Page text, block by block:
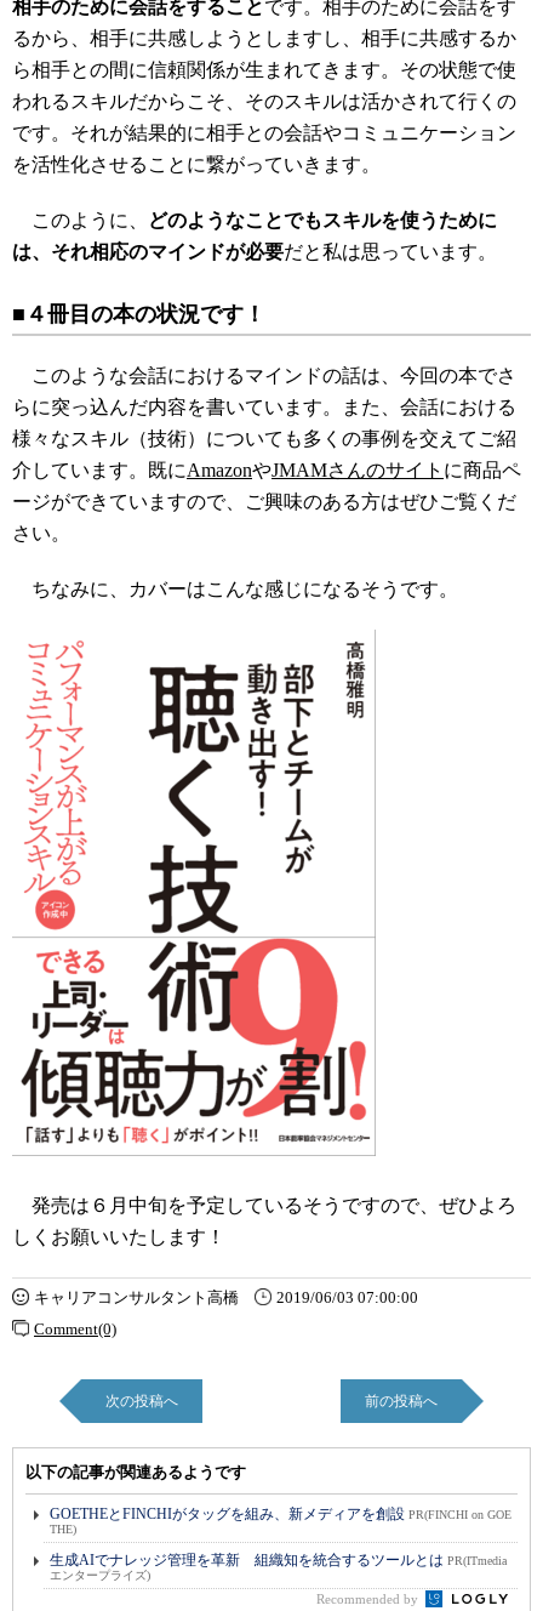
相手のために会話をすることです。相手のために会話をす
るから、相手に共感しようとしますし、相手に共感するか
ら相手との間に信頼関係が生まれてきます。その状態で使
われるスキルだからこそ、そのスキルは活かされて行くの
です。それが結果的に相手との会話やコミュニケーション
を活性化させることに繋がっていきます。
このように、
どのようなことでもスキルを使うために
は、それ相応のマインドが必要だと私は思っています。
■４冊目の本の状況です！
このような会話におけるマインドの話は、今回の本でさ
らに突っ込んだ内容を書いています。また、会話における
様々なスキル（技術）についても多くの事例を交えてご紹
介しています。既にAmazonやJMAMさんのサイト に商品ペ
ージができていますので、ご興味のある方はぜひご覧くだ
さい。
ちなみに、カバーはこんな感じになるそうです。
発売は６月中旬を予定しているそうですので、ぜひよろ
しくお願いいたします！
キャリアコンサルタント高橋
2019/06/03 07:00:00
Comment(0)
次の投稿へ 前の投稿へ
以下の記事が関連あるようです
GOETHEとFINCHIがタッグを組み、新メディアを創設 PR(FINCHI on GOE
THE)
生成AIでナレッジ管理を革新 組織知を統合するツールとは PR(ITmedia
エンタープライズ)
Recommended by